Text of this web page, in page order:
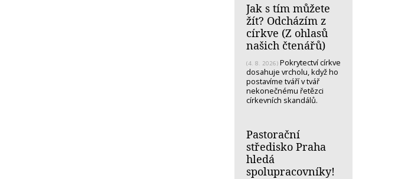
Jak s tím můžete
žít? Odcházím z
církve (Z ohlasů
našich čtenářů)
(4. 8. 2026) Pokrytectví církve
dosahuje vrcholu, když ho
postavíme tváří v tvář
nekonečnému řetězci
církevních skandálů.
Pastorační
středisko Praha
hledá
spolupracovníky!